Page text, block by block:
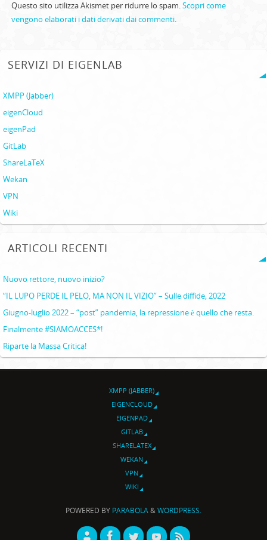
Questo sito utilizza Akismet per ridurre lo spam.Scopri come
vengono elaborati i dati derivati dai commenti.
SERVIZI DI EIGENLAB
XMPP (Jabber)
eigenCloud
eigenPad
GitLab
ShareLaTeX
Wekan
VPN
Wiki
ARTICOLI RECENTI
Nuovo rettore, nuovo inizio?
“IL LUPO PERDE IL PELO, MA NON IL VIZIO” – Sulle diffide, 2022
Giugno-luglio 2022 – “post” pandemia, la repressione è quello che resta.
Finalmente #SIAMOACCES*!
Riparte la Massa Critica!
XMPP (JABBER)
EIGENCLOUD
EIGENPAD
GITLAB
SHARELATEX
WEKAN
VPN
WIKI
POWERED BY PARABOLA&WORDPRESS.